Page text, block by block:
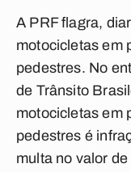
A PRF flagra,
motocicletas em
pedestres. No
de Trânsito
motocicletas em
pedestres é
multa no valor